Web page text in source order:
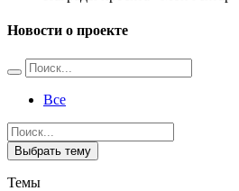
Новости о проекте
Все
Выбрать тему
Темы